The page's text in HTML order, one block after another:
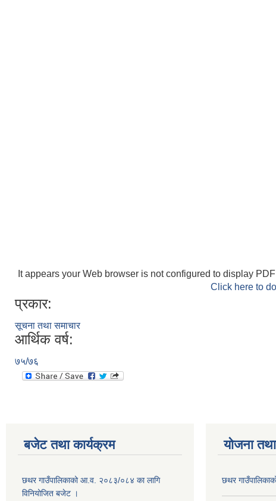
It appears your Web browser is not configured to display
Click here to
प्रकार:
सूचना तथा समाचार
आर्थिक वर्ष:
७५/७६
बजेट तथा कार्यक्रम
छथर गाउँपालिकाको आ.व. २०८३/०८४ का लागि
विनियोजित बजेट ।
योजना
छथर